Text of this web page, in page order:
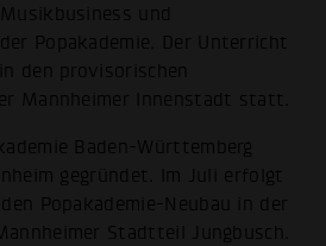
und
Popakademie. Der Unterricht
den provisorischen
Mannheimer Innenstadt statt.
Baden-Württemberg
gegründet. Im Juli erfolgt
Popakademie-Neubau in der
Stadtteil Jungbusch.